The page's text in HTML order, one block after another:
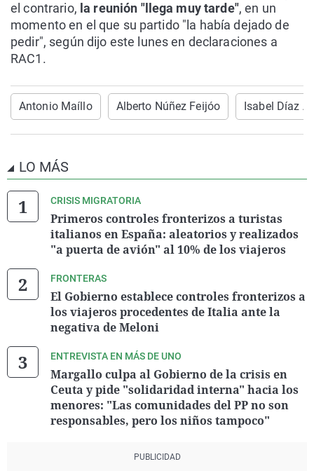
el contrario, la reunión "llega muy tarde", en un
momento en el que su partido "la había dejado de
pedir", según dijo este lunes en declaraciones a
RAC1.
Antonio Maíllo Alberto Núñez Feijóo Isabel Díaz
LO MÁS
CRISIS MIGRATORIA
Primeros controles fronterizos a turistas
italianos en España: aleatorios y realizados
"a puerta de avión" al 10% de los viajeros
FRONTERAS
El Gobierno establece controles fronterizos a
los viajeros procedentes de Italia ante la
negativa de Meloni
ENTREVISTA EN MÁS DE UNO
Margallo culpa al Gobierno de la crisis en
Ceuta y pide "solidaridad interna" hacia los
menores: "Las comunidades del PP no son
responsables, pero los niños tampoco"